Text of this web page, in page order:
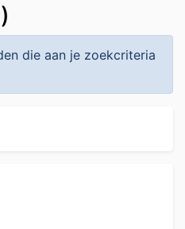
die aan je zoekcriteria